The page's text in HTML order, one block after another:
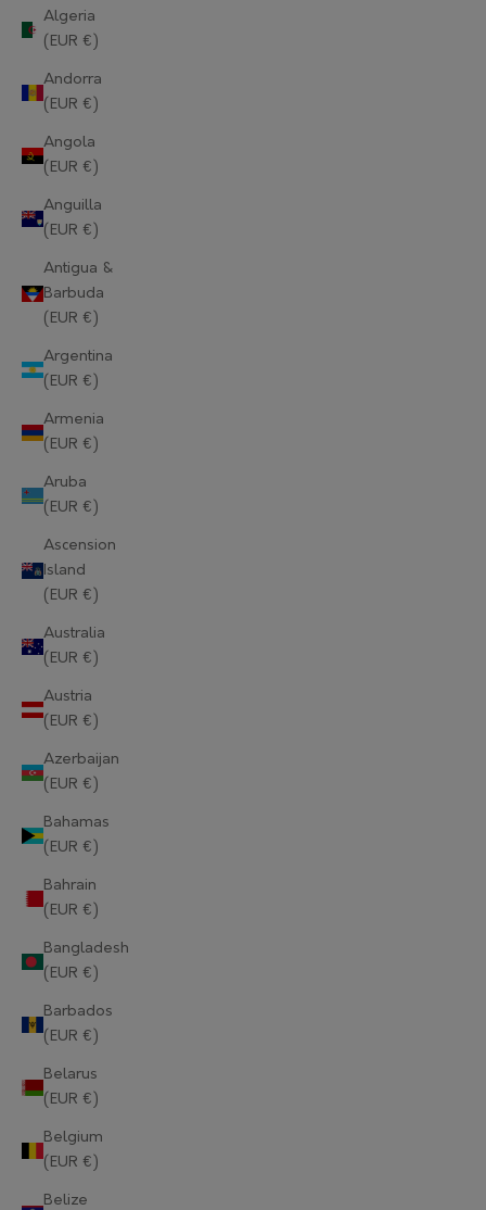
Algeria
(EUR €)
Andorra
(EUR €)
Angola
(EUR €)
Anguilla
(EUR €)
Antigua &
Barbuda
(EUR €)
Argentina
(EUR €)
Armenia
(EUR €)
Aruba
(EUR €)
Ascension
Island
(EUR €)
Australia
(EUR €)
Austria
(EUR €)
Azerbaijan
(EUR €)
Bahamas
(EUR €)
Bahrain
(EUR €)
Bangladesh
(EUR €)
Barbados
(EUR €)
Belarus
(EUR €)
Belgium
(EUR €)
Belize